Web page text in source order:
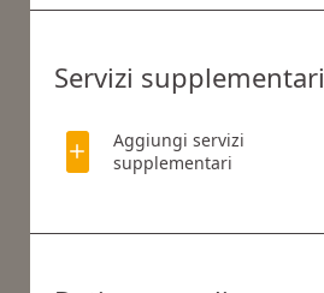
Servizi supplementari
Aggiungi servizi
supplementari